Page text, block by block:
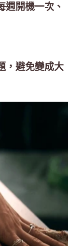
週開機一次、
，避免變成大